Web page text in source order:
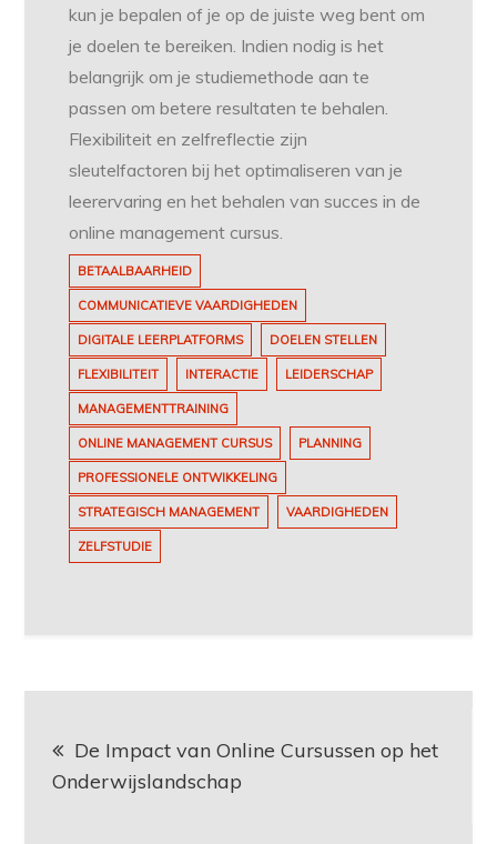
kun je bepalen of je op de juiste weg bent om
je doelen te bereiken. Indien nodig is het
belangrijk om je studiemethode aan te
passen om betere resultaten te behalen.
Flexibiliteit en zelfreflectie zijn
sleutelfactoren bij het optimaliseren van je
leerervaring en het behalen van succes in de
online management cursus.
BETAALBAARHEID
COMMUNICATIEVE VAARDIGHEDEN
DIGITALE LEERPLATFORMS DOELEN STELLEN
FLEXIBILITEIT INTERACTIE LEIDERSCHAP
MANAGEMENTTRAINING
ONLINE MANAGEMENT CURSUS PLANNING
PROFESSIONELE ONTWIKKELING
STRATEGISCH MANAGEMENT VAARDIGHEDEN
ZELFSTUDIE
De Impact van Online Cursussen op het
Onderwijslandschap